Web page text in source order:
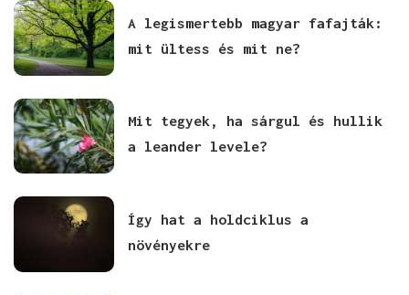
A legismertebb magyar fafajták:
mit ültess és mit ne?
Mit tegyek, ha sárgul és hullik
a leander levele?
Így hat a holdciklus a
növényekre